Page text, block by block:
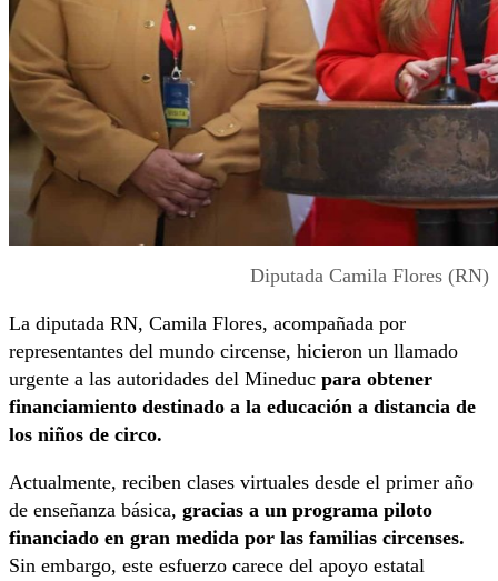
Diputada Camila Flores (RN)
La diputada RN, Camila Flores, acompañada por
representantes del mundo circense, hicieron un llamado
urgente a las autoridades del Mineduc para obtener
financiamiento destinado a la educación a distancia de
los niños de circo.
Actualmente, reciben clases virtuales desde el primer año
de enseñanza básica, gracias a un programa piloto
financiado en gran medida por las familias circenses.
Sin embargo, este esfuerzo carece del apoyo estatal